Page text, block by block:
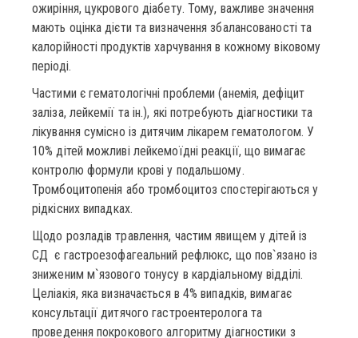
ожиріння, цукрового діабету. Тому, важливе значення
мають оцінка дієти та визначення збалансованості та
калорійності продуктів харчування в кожному віковому
періоді.
Частими є гематологічні проблеми (анемія, дефіцит
заліза, лейкемії та ін.), які потребують діагностики та
лікування сумісно із дитячим лікарем гематологом. У
10% дітей можливі лейкемоїдні реакції, що вимагає
контролю формули крові у подальшому.
Тромбоцитопенія або тромбоцитоз спостерігаються у
рідкісних випадках.
Щодо розладів травлення, частим явищем у дітей із
СД є гастроезофагеальний рефлюкс, що пов`язано із
зниженим м`язового тонусу в кардіальному відділі.
Целіакія, яка визначається в 4% випадків, вимагає
консультації дитячого гастроентеролога та
проведення покрокового алгоритму діагностики з